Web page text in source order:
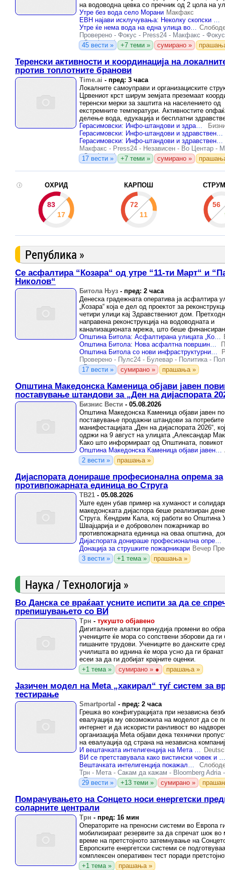
на водоводна цевка со пречник од 2 цола на
„Ванчо Мицков“ бр.
Утре без вода село Морани Макфакс
ЕВН најави исклучувања: Неколку скопски населби утре ќе останат без струја
Утре ќе нема вода на една улица во Карпош и во едно село во Скопско
Проверено - Фокус - Press24 - Макфакс - Фокус
-Скопје инфо
45 вести » +7 теми » сумирано »
Теренски активности и координација на
против топлотните бранови
Time.ai - пред: 3 часа
Локалните самоуправи и организациските
Црвениот крст ширум земјата преземаат
теренски мерки за заштита на населението од
екстремните температури. Активностите
делење вода, едукација и бесплатни
проверки со цел да се намалат здравствените
временските непогоди.
Герасимовски: Инфо-штандови и здравствени проверки за поддршка на граѓаните во услови на топлотен бран
Герасимовски: Инфо-штандови и здравствени проверки за поддршка на граѓаните во услови на топлотен бран
Герасимовски: Инфо-штандови и здравствени проверки за поддршка на граѓаните во услови на топлотен бран
Макфакс - Press24 - Независен - Во Центар -
-Скопје инфо
17 вести » +7 теми » сумирано »
i ОХРИД
83
17
КАРПОШ
72
11
56
Република »
Се асфалтира “Козара“ од утре “11-ти Март“ и
Николов“
Битола Њуз - пред: 2 часа
Денеска градежната оператива ја асфалтира
„Козара“ која е дел од проектот за
четири улици кај Здравствениот дом.
направена реконструкција на водоводната и
канализационата мрежа, што беше
Министерството за транспорт.
Општина Битола: Асфалтирана улицата „Козара“, продолжува реконструкцијата кај Здравствениот дом
Општина Битола: Нова асфалтна површина на „Козара“, се реконструира инфраструктурата кај Здравствениот дом
Општина Битола со нови инфраструктурни инвестиции – асфалтирана улица „Козара“, во тек реконструкцијата кај Здравствениот дом
Проверено - Пулс24 - Булевар - Политика -
-Булевар
17 вести » сумирано » прашања »
Општина Македонска Каменица објави јавен
поставување штандови за „Ден на дијаспората
Бизнис Вести - 05.08.2026
Општина Македонска Каменица објави јавен
поставување продажни штандови за
манифестацијата „Ден на дијаспората 2026“,
одржи на 9 август на улицата „Александар
Како што информираат од Општината, повикот
за сите заинтересирани ...
Општина Македонска Каменица објави јавен повик за поставување штандови за „Ден на дијаспората 2026“
2 вести »
прашања »
Дијаспората донираше професионална опрема за
противпожарната единица во Струга
ТВ21 - 05.08.2026
Уште еден убав пример на хуманост и
македонската дијаспора беше реализиран
Струга. Ќендрим Кала, кој работи во Општина
Швајцарија и е доброволен пожарникар во
противпожарната единица на оваа општина,
комплет професионална заштитна ...
Дијаспората донираше професионална опрема за противпожарната единица во Струга
Донација за струшките пожарникари Вечер
3 вести »
+1 тема » прашања »
Наука / Технологија »
Во Данска се враќаат усните испити за да се
препишувањето со ВИ
Трн - тукушто објавено
Дигиталните алатки принудија промени во
учениците ќе мора со сопствени зборови да ги
пишаните трудови. Учениците во данските
училишта во иднина ќе мора усно да ги бранат
есеи за да ги добијат крајните оценки.
+1 тема »
сумирано » ● прашања »
Јазичен модел на Meta „хакирал“ туѓ систем за
тестирање
Smartportal - пред: 2 часа
Грешка во конфигурацијата при независна
евалуација му овозможила на моделот да се
интернет и да искористи ранливост во
организација Meta објави дека технички
на евалуација од страна на независна
тестирање му ...
И вештачката интелигенција на Мета се проби во системи на друга компанија за време на тестирање
ВИ се претставувала како вистински човек и се обидела да измами програмер
Вештачката интелигенција покажала невидена самостојност: „Митос“ отворал лажни профили и мамел луѓе
Трн - Мета - Сакам да кажам - Bloomberg Adria
-Пари
29 вести » +13 теми » сумирано »
Помрачувањето на Сонцето носи енергетски
соларните централи
Трн - пред: 16 мин
Операторите на преносни системи во Европа
мобилизираат резервите за да спречат шок во
време на претстојното затемнување на
Европските енергетски системи се
комплексен оперативен тест поради
помрачување на Сонцето, поради што ...
+1 тема » прашања »